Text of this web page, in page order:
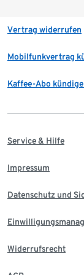
Vertrag widerrufen
Mobilfunkvertrag
Kaffee-Abo
Service & Hilfe
Impressum
Datenschutz und
Widerrufsrecht